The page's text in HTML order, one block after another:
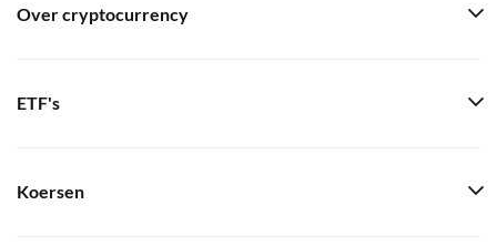
Over cryptocurrency
ETF's
Koersen